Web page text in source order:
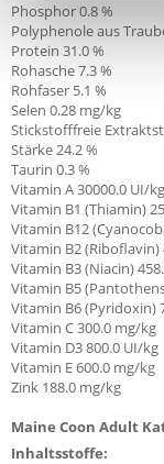
Phosphor0.8%
Polyphenole aus
Protein 31.0%
Rohasche7.3%
Rohfaser 5.1 %
Selen 0.28 mg/kg
Stickstofffreie
Stärke24.2%
Taurin 0.3%
Vitamin A30000.0 UI/kg
Vitamin B1 (Thiamin)
Vitamin B12
Vitamin B2 (Riboflavin)
Vitamin B3 (Niacin)
Vitamin B5
Vitamin B6 (Pyridoxin)
Vitamin C300.0 mg/kg
Vitamin D3800.0 UI/kg
Vitamin E600.0 mg/kg
Zink 188.0 mg/kg
Maine Coon Adult
Inhaltsstoffe: